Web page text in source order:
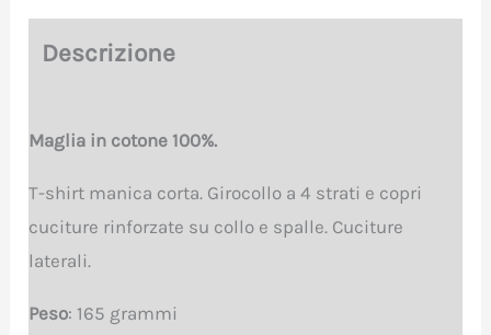
Descrizione
Maglia in cotone 100%.
T-shirt manica corta. Girocollo a 4 strati e copri
cuciture rinforzate su collo e spalle. Cuciture
laterali.
Peso: 165 grammi